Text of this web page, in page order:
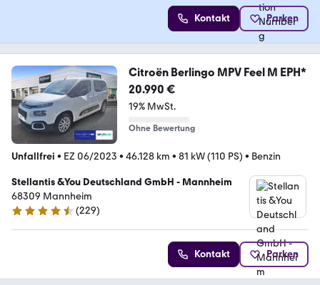
Kontakt Parken
Citroën Berlingo MPV Feel M EPH*
20.990 €
19% MwSt.
Ohne Bewertung
Unfallfrei • EZ 06/2023 • 46.128 km • 81 kW (110 PS) • Benzin
Stellantis &You Deutschland GmbH - Mannheim
68309 Mannheim
4.3 Sterne
(229)
Kontakt Parken